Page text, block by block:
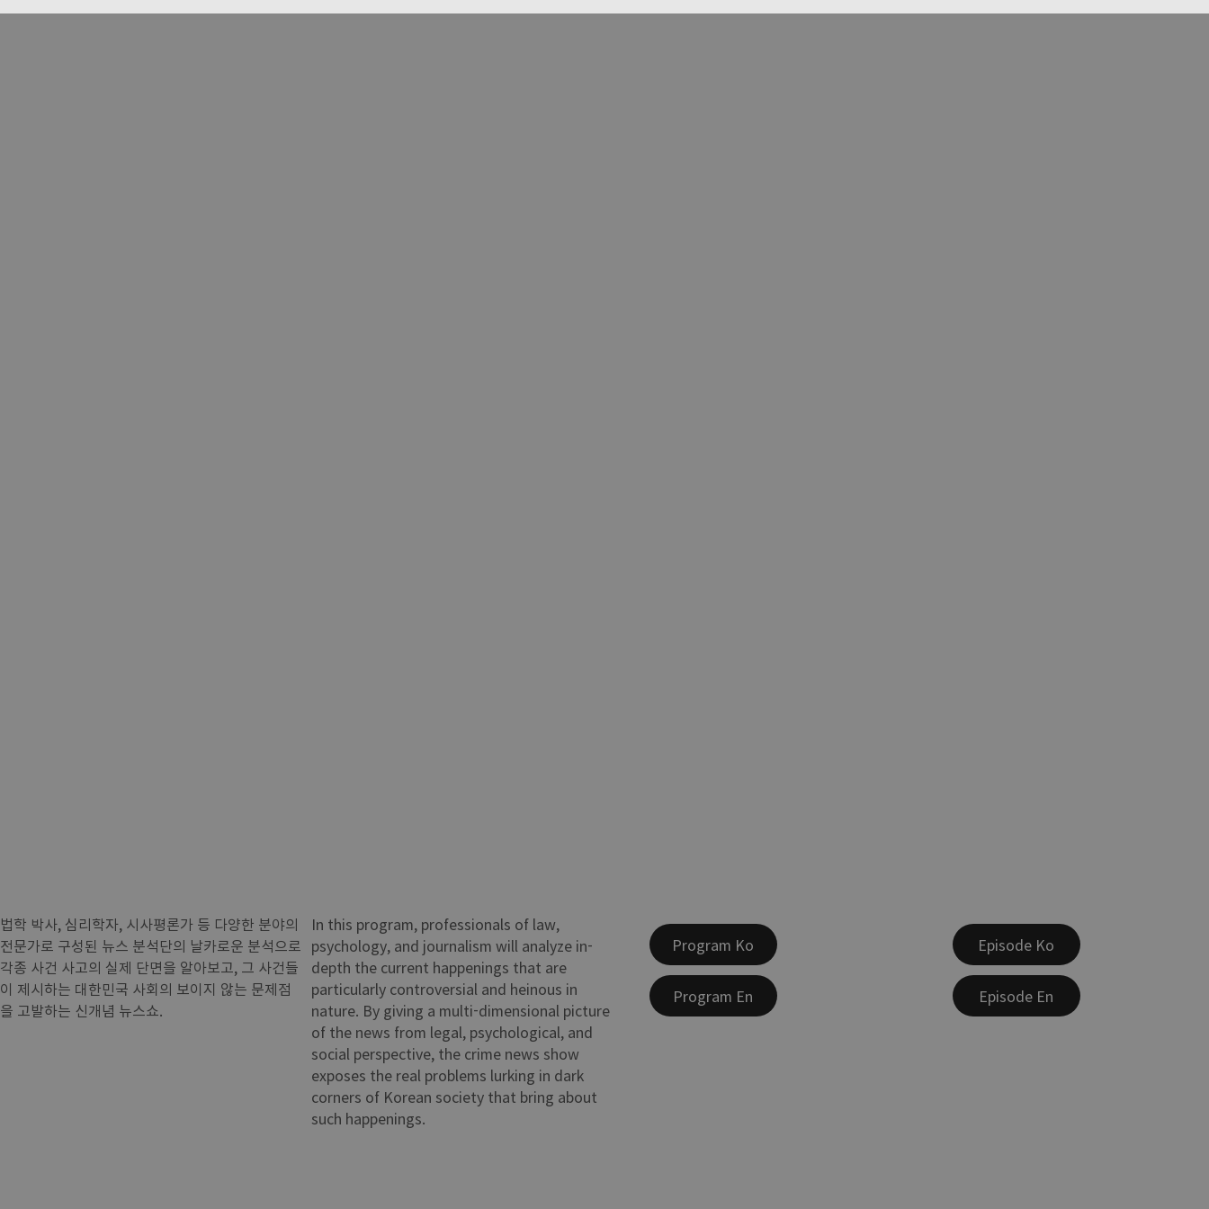
법학 박사, 심리학자, 시사평론가 등 다양한 분야의
전문가로 구성된 뉴스 분석단의 날카로운 분석으로
각종 사건 사고의 실제 단면을 알아보고, 그 사건들
이 제시하는 대한민국 사회의 보이지 않는 문제점
을 고발하는 신개념 뉴스쇼.
In this program, professionals of law,
psychology, and journalism will analyze in-
depth the current happenings that are
particularly controversial and heinous in
nature. By giving a multi-dimensional picture
of the news from legal, psychological, and
social perspective, the crime news show
exposes the real problems lurking in dark
corners of Korean society that bring about
such happenings.
Program Ko
Program En
Episode Ko
Episode En